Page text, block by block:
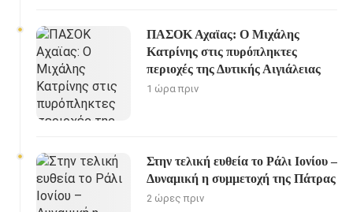
ΠΑΣΟΚ Αχαϊας: Ο Μιχάλης
Κατρίνης στις πυρόπληκτες
περιοχές της Δυτικής Αιγιάλειας
1 ώρα πριν
Στην τελική ευθεία το Ράλι Ιονίου –
Δυναμική η συμμετοχή της Πάτρας
2 ώρες πριν